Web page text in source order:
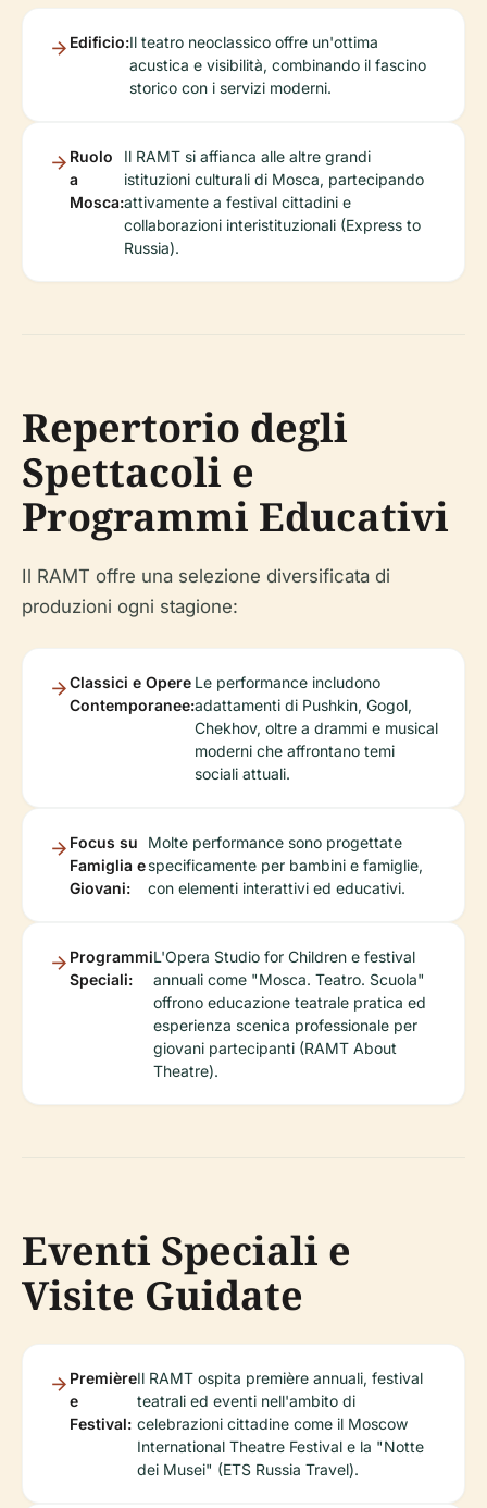
Edificio:Il teatro neoclassico offre un'ottima
acustica e visibilità, combinando il fascino
storico con i servizi moderni.
Ruolo
a
Mosca:
Il RAMT si affianca alle altre grandi
istituzioni culturali di Mosca, partecipando
attivamente a festival cittadini e
collaborazioni interistituzionali (Express to
Russia).
Repertorio degli
Spettacoli e
Programmi Educativi
Il RAMT offre una selezione diversificata di
produzioni ogni stagione:
Classici e Opere
Contemporanee:
Le performance includono
adattamenti di Pushkin, Gogol,
Chekhov, oltre a drammi e musical
moderni che affrontano temi
sociali attuali.
Focus su
Famiglia e
Giovani:
Molte performance sono progettate
specificamente per bambini e famiglie,
con elementi interattivi ed educativi.
Programmi
Speciali:
L'Opera Studio for Children e festival
annuali come "Mosca. Teatro. Scuola"
offrono educazione teatrale pratica ed
esperienza scenica professionale per
giovani partecipanti (RAMT About
Theatre).
Eventi Speciali e
Visite Guidate
Première
e
Festival:
Il RAMT ospita première annuali, festival
teatrali ed eventi nell'ambito di
celebrazioni cittadine come il Moscow
International Theatre Festival e la "Notte
dei Musei" (ETS Russia Travel).